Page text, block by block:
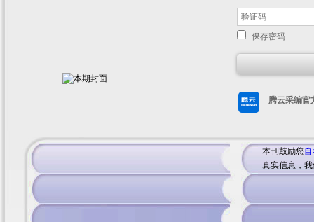
保存密码
腾云采编官
本刊鼓励您
真实信息，